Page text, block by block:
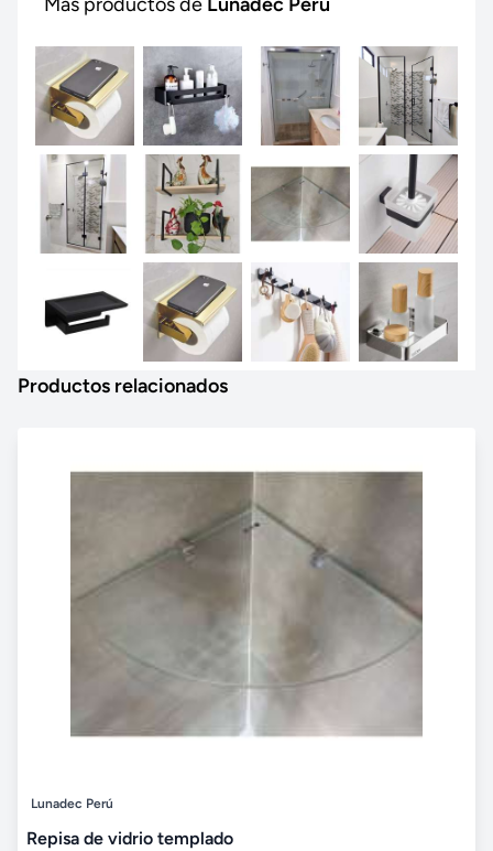
Productos relacionados
Lunadec Perú
Repisa de vidrio templado